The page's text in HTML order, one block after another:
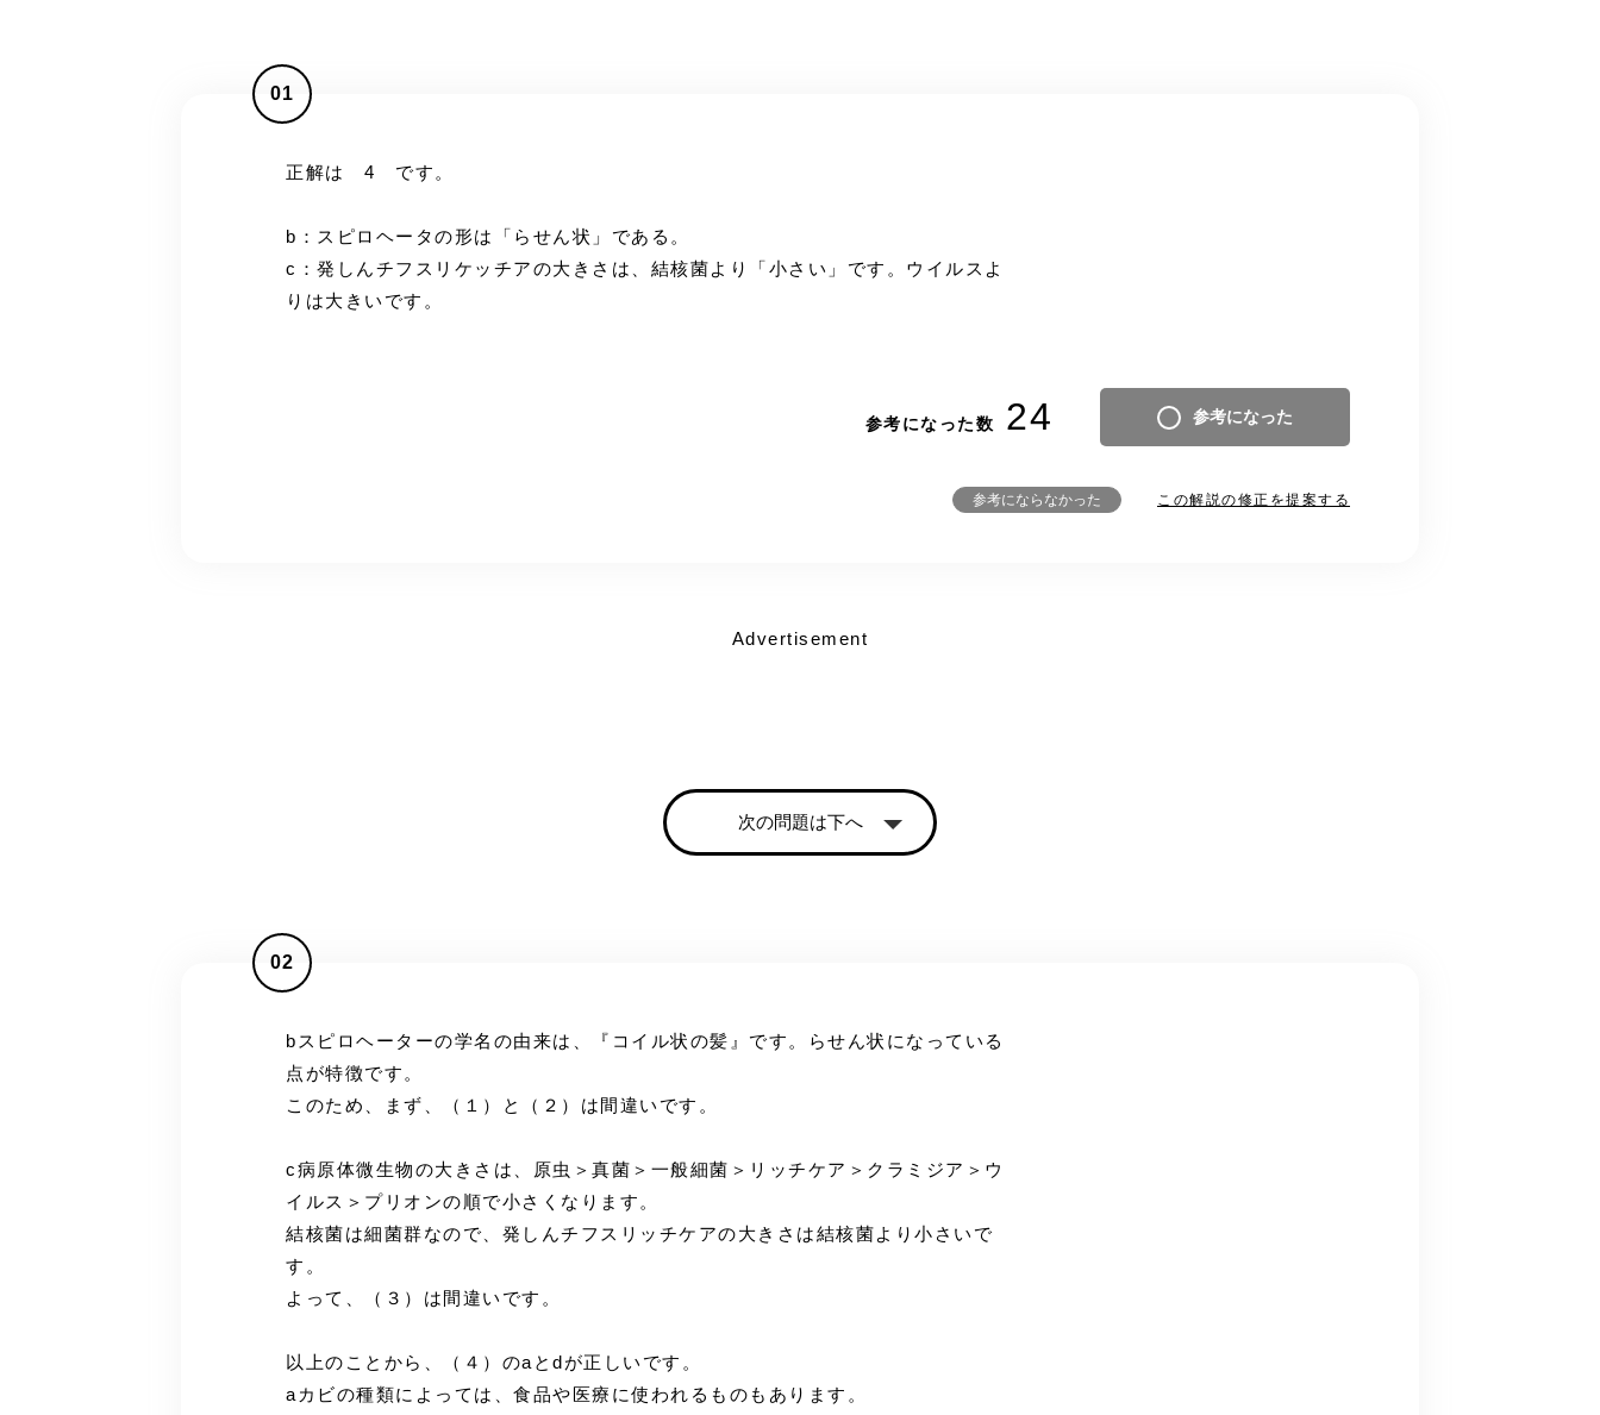
01
正解は 4 です。
b：スピロヘータの形は「らせん状」である。
c：発しんチフスリケッチアの大きさは、結核菌より「小さい」です。ウイルスよ
りは大きいです。
参考になった数 24 参考になった
参考にならなかった この解説の修正を提案する
Advertisement
次の問題は下へ
02
bスピロヘーターの学名の由来は、『コイル状の髪』です。らせん状になっている
点が特徴です。
このため、まず、（１）と（２）は間違いです。
c病原体微生物の大きさは、原虫＞真菌＞一般細菌＞リッチケア＞クラミジア＞ウ
イルス＞プリオンの順で小さくなります。
結核菌は細菌群なので、発しんチフスリッチケアの大きさは結核菌より小さいで
す。
よって、（３）は間違いです。
以上のことから、（４）のaとdが正しいです。
aカビの種類によっては、食品や医療に使われるものもあります。